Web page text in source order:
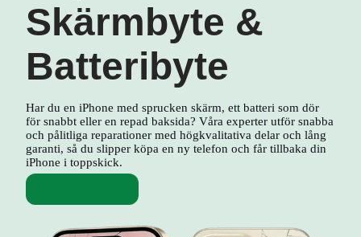
Skärmbyte &
Batteribyte
Har du en iPhone med sprucken skärm, ett batteri som dör
för snabbt eller en repad baksida? Våra experter utför snabba
och pålitliga reparationer med högkvalitativa delar och lång
garanti, så du slipper köpa en ny telefon och får tillbaka din
iPhone i toppskick.